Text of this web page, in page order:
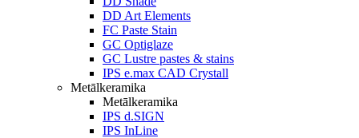
DD Art Elements
FC Paste Stain
GC Optiglaze
GC Lustre pastes & stains
IPS e.max CAD Crystall
Metālkeramika
Metālkeramika
IPS d.SIGN
IPS InLine